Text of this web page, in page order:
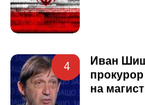
4
Иван
на